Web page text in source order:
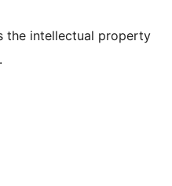
the intellectual property